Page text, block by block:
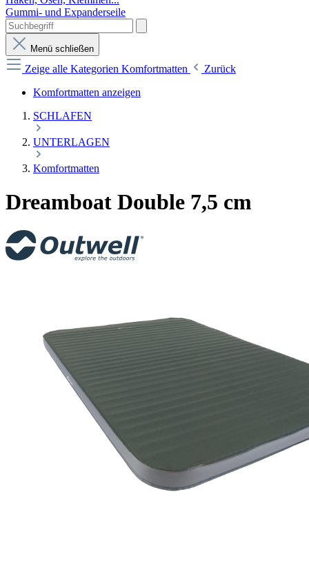
Gummi- und Expanderseile
Menü schließen
Zeige alle Kategorien Komfortmatten
Zurück
Komfortmatten anzeigen
SCHLAFEN
UNTERLAGEN
Komfortmatten
Dreamboat Double 7,5 cm